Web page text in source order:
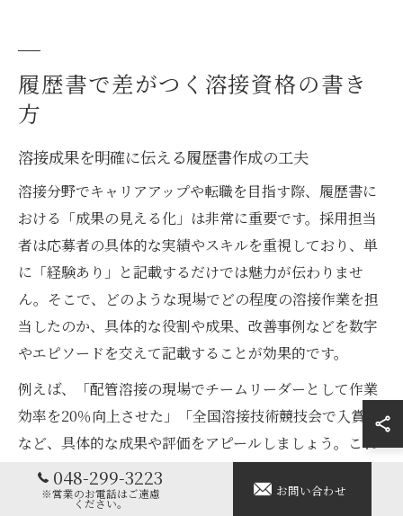
履歴書で差がつく溶接資格の書き
方
溶接成果を明確に伝える履歴書作成の工夫
溶接分野でキャリアアップや転職を目指す際、履歴書に
おける「成果の見える化」は非常に重要です。採用担当
者は応募者の具体的な実績やスキルを重視しており、単
に「経験あり」と記載するだけでは魅力が伝わりませ
ん。そこで、どのような現場でどの程度の溶接作業を担
当したのか、具体的な役割や成果、改善事例などを数字
やエピソードを交えて記載することが効果的です。
例えば、「配管溶接の現場でチームリーダーとして作業
効率を20％向上させた」「全国溶接技術競技会で入賞」
など、具体的な成果や評価をアピールしましょう。これ
により、自身のスキルや努力が明確に伝わり、採用担当
者の印象に残りやすくなります。また、業界の将来性や
048-299-3223
※営業のお電話はご遠慮
ください。
お問い合わせ